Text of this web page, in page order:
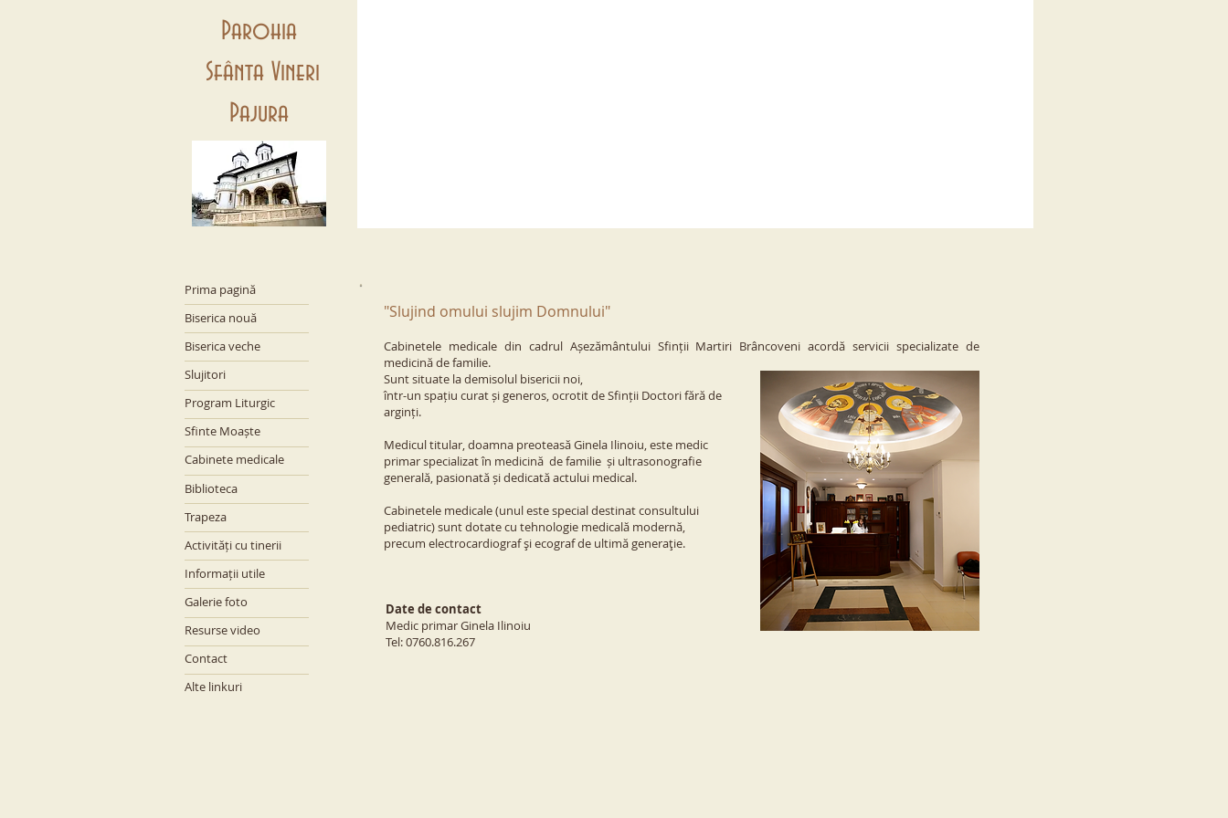
Parohia
Sfânta Vineri
Pajura
"Slujind omului slujim Domnului"
Cabinetele medicale din cadrul Așezământului Sfinții Martiri Brâncoveni acordă servicii specializate de
medicină de familie.
Sunt situate la demisolul bisericii noi,
într-un spațiu curat și generos, ocrotit de Sfinții Doctori fără de
arginți.
Medicul titular, doamna preoteasă Ginela Ilinoiu,este medic
primar specializat în medicină de familie și ultrasonografie
generală, pasionată și dedicată actului medical.
Cabinetele medicale (unul este special destinatconsultului
pediatric) sunt dotate cu tehnologie medicală modernă,
precum electrocardiograf şi ecograf de ultimă generaţie.
Date de contact
Medic primar Ginela Ilinoiu
Tel: 0760.816.267
Prima pagină
Biserica nouă
Biserica veche
Slujitori
Program Liturgic
Sfinte Moaște
Cabinete medicale
Biblioteca
Trapeza
Activități cu tinerii
Informații utile
Galerie foto
Resurse video
Contact
Alte linkuri